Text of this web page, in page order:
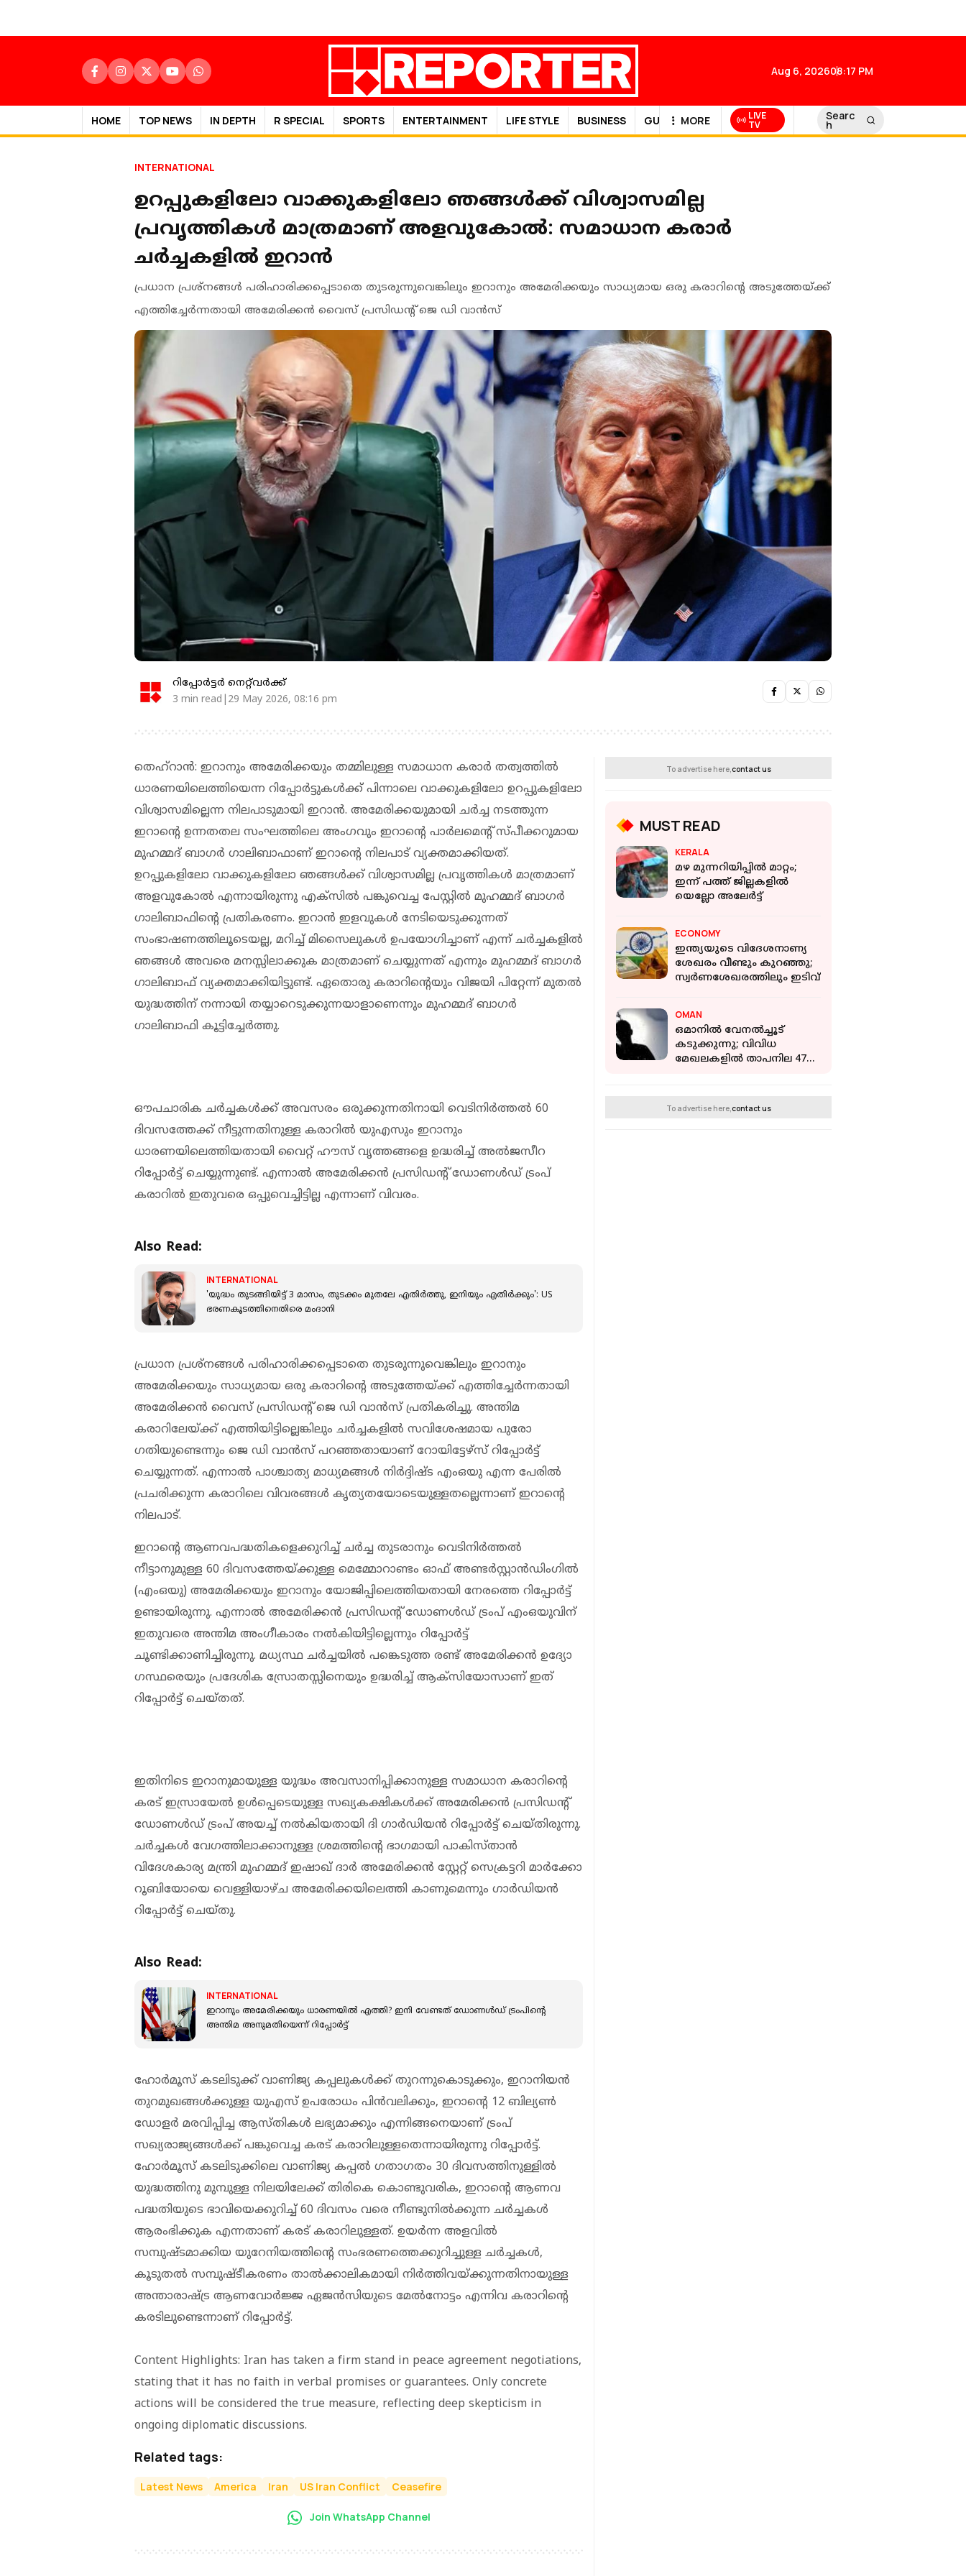
Aug 6, 202608:17 PM
HOME TOP NEWS IN DEPTH R SPECIAL SPORTS ENTERTAINMENT LIFE STYLE BUSINESS GULF NEWS
MORE LIVE
TV
Searc
h
INTERNATIONAL
ഉറപ്പുകളിലോ വാക്കുകളിലോ ഞങ്ങൾക്ക് വിശ്വാസമില്ല
പ്രവൃത്തികൾ മാത്രമാണ് അളവുകോൽ: സമാധാന കരാർ
ച‍ർച്ചകളിൽ ഇറാൻ
പ്രധാന പ്രശ്നങ്ങൾ പരിഹാരിക്കപ്പെടാതെ തുടരുന്നുവെങ്കിലും ഇറാനും അമേരിക്കയും സാധ്യമായ ഒരു കരാറിൻ്റെ അടുത്തേയ്ക്ക്
എത്തിച്ചേർന്നതായി അമേരിക്കൻ വൈസ് പ്രസിഡൻ്റ് ജെ ഡി വാൻസ്
റിപ്പോർട്ടർ നെറ്റ്‌വര്‍ക്ക്‌
3 min read|29 May 2026, 08:16 pm
തെഹ്റാൻ: ഇറാനും അമേരിക്കയും തമ്മിലുള്ള സമാധാന കരാർ തത്വത്തിൽ
ധാരണയിലെത്തിയെന്ന റിപ്പോ‍ർട്ടുകൾക്ക് പിന്നാലെ വാക്കുകളിലോ ഉറപ്പുകളിലോ
വിശ്വാസമില്ലെന്ന നിലപാടുമായി ഇറാൻ. അമേരിക്കയുമായി ചർച്ച നടത്തുന്ന
ഇറാൻ്റെ ഉന്നതതല സംഘത്തിലെ അം​ഗവും ഇറാൻ്റെ പാർലമെൻ്റ് സ്പീക്കറുമായ
മുഹമ്മദ് ബാഗർ ഗാലിബാഫാണ് ഇറാൻ്റെ നിലപാട് വ്യക്തമാക്കിയത്.
ഉറപ്പുകളിലോ വാക്കുകളിലോ ഞങ്ങൾക്ക് വിശ്വാസമില്ല പ്രവൃത്തികൾ മാത്രമാണ്
അളവുകോൽ എന്നായിരുന്നു എക്സിൽ പങ്കുവെച്ച പേസ്റ്റിൽ മുഹമ്മദ് ബാഗർ
ഗാലിബാഫിൻ്റെ പ്രതികരണം. ഇറാൻ ഇളവുകൾ നേടിയെടുക്കുന്നത്
സംഭാഷണത്തിലൂടെയല്ല, മറിച്ച് മിസൈലുകൾ ഉപയോഗിച്ചാണ് എന്ന് ചർച്ചകളിൽ
ഞങ്ങൾ അവരെ മനസ്സിലാക്കുക മാത്രമാണ് ചെയ്യുന്നത് എന്നും മുഹമ്മദ് ബാഗർ
ഗാലിബാഫ് വ്യക്തമാക്കിയിട്ടുണ്ട്. ഏതൊരു കരാറിന്റെയും വിജയി പിറ്റേന്ന് മുതൽ
യുദ്ധത്തിന് നന്നായി തയ്യാറെടുക്കുന്നയാളാണെന്നും മുഹമ്മദ് ബാഗർ
ഗാലിബാഫി കൂട്ടിച്ചേർത്തു.
ഔപചാരിക ചർച്ചകൾക്ക് അവസരം ഒരുക്കുന്നതിനായി വെടിനിർത്തൽ 60
ദിവസത്തേക്ക് നീട്ടുന്നതിനുള്ള കരാറിൽ യുഎസും ഇറാനും
ധാരണയിലെത്തിയതായി വൈറ്റ് ഹൗസ് വൃത്തങ്ങളെ ഉദ്ധരിച്ച് അൽജസീറ
റിപ്പോർട്ട് ചെയ്യുന്നുണ്ട്. എന്നാൽ അമേരിക്കൻ പ്രസിഡൻ്റ് ഡോണൾഡ് ട്രംപ്
കരാറിൽ ഇതുവരെ ഒപ്പുവെച്ചിട്ടില്ല എന്നാണ് വിവരം.
Also Read:
INTERNATIONAL
'യുദ്ധം തുടങ്ങിയിട്ട് 3 മാസം, തുടക്കം മുതലേ എതിർത്തു, ഇനിയും എതിർക്കും': US
ഭരണകൂടത്തിനെതിരെ മംദാനി
പ്രധാന പ്രശ്നങ്ങൾ പരിഹാരിക്കപ്പെടാതെ തുടരുന്നുവെങ്കിലും ഇറാനും
അമേരിക്കയും സാധ്യമായ ഒരു കരാറിൻ്റെ അടുത്തേയ്ക്ക് എത്തിച്ചേർന്നതായി
അമേരിക്കൻ വൈസ് പ്രസിഡൻ്റ് ജെ ഡി വാൻസ് പ്രതികരിച്ചു. അന്തിമ
കരാറിലേയ്ക്ക് എത്തിയിട്ടില്ലെങ്കിലും ചർച്ചകളിൽ സവിശേഷമായ പുരോ​
ഗതിയുണ്ടെന്നും ജെ ഡി വാൻസ് പറഞ്ഞതായാണ് റോയിട്ടേഴ്സ് റിപ്പോർട്ട്
ചെയ്യുന്നത്. എന്നാൽ പാശ്ചാത്യ മാധ്യമങ്ങൾ നിർദ്ദിഷ്ട എംഒയു എന്ന പേരിൽ
പ്രചരിക്കുന്ന കരാറിലെ വിവരങ്ങൾ കൃത്യതയോടെയുള്ളതല്ലെന്നാണ് ഇറാൻ്റെ
നിലപാട്.
ഇറാൻ്റെ ആണവപദ്ധതികളെക്കുറിച്ച് ചർച്ച തുടരാനും വെടിനിർത്തൽ
നീട്ടാനുമുള്ള 60 ദിവസത്തേയ്ക്കുള്ള മെമ്മോറാണ്ടം ഓഫ് അണ്ടർസ്റ്റാൻഡിം​ഗിൽ
(എംഒയു) അമേരിക്കയും ഇറാനും യോജിപ്പിലെത്തിയതായി നേരത്തെ റിപ്പോർട്ട്
ഉണ്ടായിരുന്നു. എന്നാൽ അമേരിക്കൻ പ്രസിഡൻ്റ് ഡോണൾഡ് ട്രംപ് എംഒയുവിന്
ഇതുവരെ അന്തിമ അം​ഗീകാരം നൽകിയിട്ടില്ലെന്നും റിപ്പോർട്ട്
ചൂണ്ടിക്കാണിച്ചിരുന്നു. മധ്യസ്ഥ ചർച്ചയിൽ പങ്കെടുത്ത രണ്ട് അമേരിക്കൻ ഉദ്യോ​
ഗസ്ഥരെയും പ്രദേശിക സ്രോതസ്സിനെയും ഉദ്ധരിച്ച് ആക്സിയോസാണ് ഇത്
റിപ്പോർട്ട് ചെയ്തത്.
ഇതിനിടെ ഇറാനുമായുള്ള യുദ്ധം അവസാനിപ്പിക്കാനുള്ള സമാധാന കരാറിന്റെ
കരട് ഇസ്രായേൽ ഉൾപ്പെടെയുള്ള സഖ്യകക്ഷികൾക്ക് അമേരിക്കൻ പ്രസിഡൻ്റ്
ഡോണൾഡ് ട്രംപ് അയച്ച് നൽകിയതായി ദി ​ഗാർഡിയൻ റിപ്പോർട്ട് ചെയ്തിരുന്നു.
ചർച്ചകൾ വേഗത്തിലാക്കാനുള്ള ശ്രമത്തിൻ്റെ ഭാ​ഗമായി പാകിസ്താൻ
വിദേശകാര്യ മന്ത്രി മുഹമ്മദ് ഇഷാഖ് ദാർ അമേരിക്കൻ സ്റ്റേറ്റ് സെക്രട്ടറി മാർക്കോ
റൂബിയോയെ വെള്ളിയാഴ്ച അമേരിക്കയിലെത്തി കാണുമെന്നും ഗാർഡിയൻ
റിപ്പോർട്ട് ചെയ്തു.
Also Read:
INTERNATIONAL
ഇറാനും അമേരിക്കയും ധാരണയിൽ എത്തി? ഇനി വേണ്ടത് ഡോണൾഡ് ട്രംപിൻ്റെ
അന്തിമ അനുമതിയെന്ന് റിപ്പോർട്ട്
ഹോർമൂസ് കടലിടുക്ക് വാണിജ്യ കപ്പലുകൾക്ക് തുറന്നുകൊടുക്കും, ഇറാനിയൻ
തുറമുഖങ്ങൾക്കുള്ള യുഎസ് ഉപരോധം പിൻവലിക്കും, ഇറാൻ്റെ 12 ബില്യൺ
ഡോളർ മരവിപ്പിച്ച ആസ്തികൾ ലഭ്യമാക്കും എന്നിങ്ങനെയാണ് ട്രംപ്
സഖ്യരാജ്യങ്ങൾക്ക് പങ്കുവെച്ച കരട് കരാറിലുള്ളതെന്നായിരുന്നു റിപ്പോ‍ർട്ട്.
ഹോർ‌മൂസ് കടലിടുക്കിലെ വാണിജ്യ കപ്പൽ ഗതാഗതം 30 ദിവസത്തിനുള്ളിൽ
യുദ്ധത്തിനു മുമ്പുള്ള നിലയിലേക്ക് തിരികെ കൊണ്ടുവരിക, ഇറാന്റെ ആണവ
പദ്ധതിയുടെ ഭാവിയെക്കുറിച്ച് 60 ദിവസം വരെ നീണ്ടുനിൽക്കുന്ന ചർച്ചകൾ
ആരംഭിക്കുക എന്നതാണ് കരട് കരാറിലുള്ളത്. ഉയർന്ന അളവിൽ
സമ്പുഷ്ടമാക്കിയ യുറേനിയത്തിന്റെ സംഭരണത്തെക്കുറിച്ചുള്ള ചർച്ചകൾ,
കൂടുതൽ സമ്പുഷ്ടീകരണം താൽക്കാലികമായി നിർത്തിവയ്ക്കുന്നതിനായുള്ള
അന്താരാഷ്ട്ര ആണവോ‍ർജ്ജ ഏജൻസിയുടെ മേൽനോട്ടം എന്നിവ കരാറിൻ്റെ
കരടിലുണ്ടെന്നാണ് റിപ്പോ‍ർട്ട്.
Content Highlights: Iran has taken a firm stand in peace agreement negotiations,
stating that it has no faith in verbal promises or guarantees. Only concrete
actions will be considered the true measure, reflecting deep skepticism in
ongoing diplomatic discussions.
Related tags:
Latest News America Iran US Iran Conflict Ceasefire
Join WhatsApp Channel
To advertise here, contact us
MUST READ
KERALA
മഴ മുന്നറിയിപ്പില്‍ മാറ്റം;
ഇന്ന് പത്ത് ജില്ലകളില്‍
യെല്ലോ അലേര്‍ട്ട്
ECONOMY
ഇന്ത്യയുടെ വിദേശനാണ്യ
ശേഖരം വീണ്ടും കുറഞ്ഞു;
സ്വര്‍ണശേഖരത്തിലും ഇടിവ്
OMAN
ഒമാനിൽ വേനൽച്ചൂട്
കടുക്കുന്നു; വിവിധ
മേഖലകളിൽ താപനില 47
To advertise here, contact us